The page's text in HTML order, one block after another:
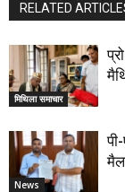
RELATED
मिथिला समाचार
News